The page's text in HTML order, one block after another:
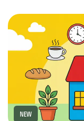
NEW